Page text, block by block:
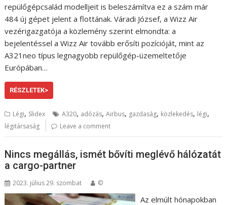
repülőgépcsalád modelljeit is beleszámítva ez a szám már
484 új gépet jelent a flottának. Váradi József, a Wizz Air
vezérigazgatója a közlemény szerint elmondta: a
bejelentéssel a Wizz Air tovább erősíti pozícióját, mint az
A321neo típus legnagyobb repülőgép-üzemeltetője
Európában…
RÉSZLETEK>
Légi, Slidex A320, adózás,Airbus, gazdaság, közlekedés, légi,
légitársaság Leave a comment
Nincs megállás, ismét bővíti meglévő hálózatát
a cargo-partner
2023. július 29. szombat ©
Az elmúlt hónapokban